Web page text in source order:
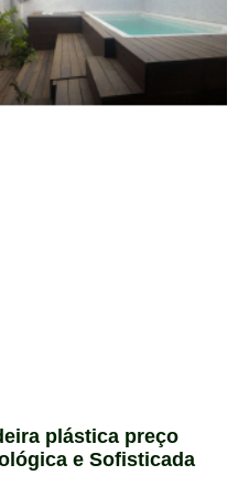
plástica preço
e Sofisticada